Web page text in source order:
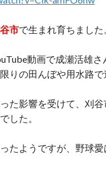
市で生まれ育ちました
動画で成瀬活雄
りの田んぼや用水路で
た影響を受けて、刈谷
した。
たようですが、野球